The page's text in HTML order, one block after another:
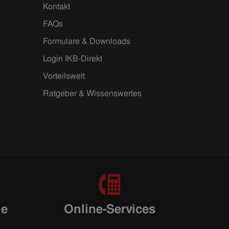
Kontakt
FAQs
Formulare & Downloads
Login IKB-Direkt
Vorteilswelt
Ratgeber & Wissenswertes
Online-Services